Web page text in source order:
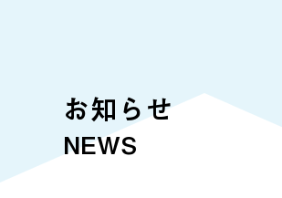
​お知らせ
NEWS